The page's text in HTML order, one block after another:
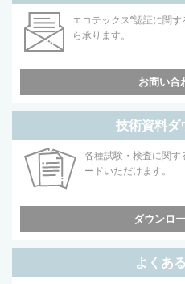
エコテックス®認証に関す
ら承ります。
お問い合
技術資料ダ
各種試験・検査に関す
ードいただけます。
ダウンロ
よくあ